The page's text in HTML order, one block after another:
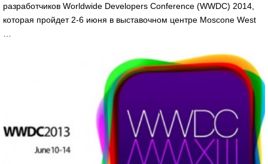
разработчиков Worldwide Developers Conference (WWDC) 2014,
которая пройдет 2-6 июня в выставочном центре Moscone West